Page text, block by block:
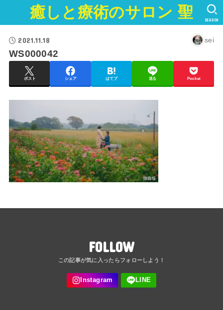
癒しと療術のサロン 聖 SEARCH
2021.11.18 sei
WS000042
ポスト シェア はてブ 送る Pocket
FOLLOW